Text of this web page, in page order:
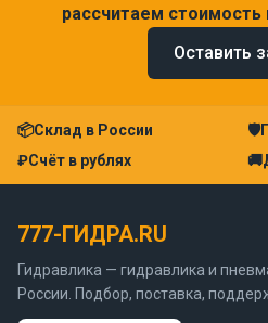
рассчитаем
Оставить
📦Склад в России 🛡
₽Счёт в рублях 🚚
777-ГИДРА.RU
Гидравлика — гидравлика и
России. Подбор, поставка,